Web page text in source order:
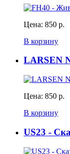
Цена: 850 р.
В корзину
LARSEN
Цена: 850 р.
В корзину
US23 -